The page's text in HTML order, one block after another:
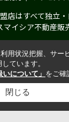
店はすべて独立・
イシア不動産
用状況把握、サー
ています。
いについて」 をご確
閉じる